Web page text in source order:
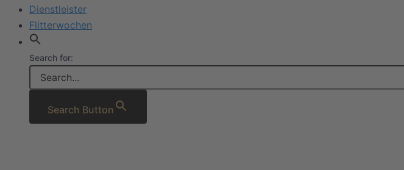
Dienstleister
Flitterwochen
Search for:
Search Button